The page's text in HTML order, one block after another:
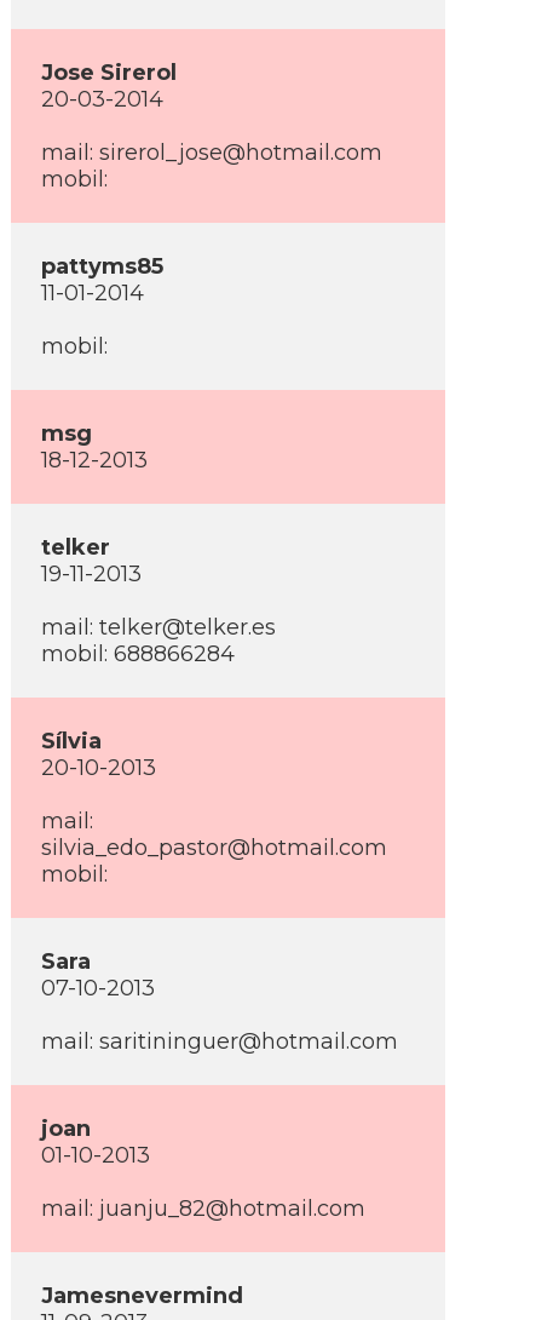
Jose Sirerol
20-03-2014
mail: sirerol_jose@hotmail.com
mobil:
pattyms85
11-01-2014
mobil:
msg
18-12-2013
telker
19-11-2013
mail: telker@telker.es
mobil: 688866284
Sí­lvia
20-10-2013
mail:
silvia_edo_pastor@hotmail.com
mobil:
Sara
07-10-2013
mail: saritininguer@hotmail.com
joan
01-10-2013
mail: juanju_82@hotmail.com
Jamesnevermind